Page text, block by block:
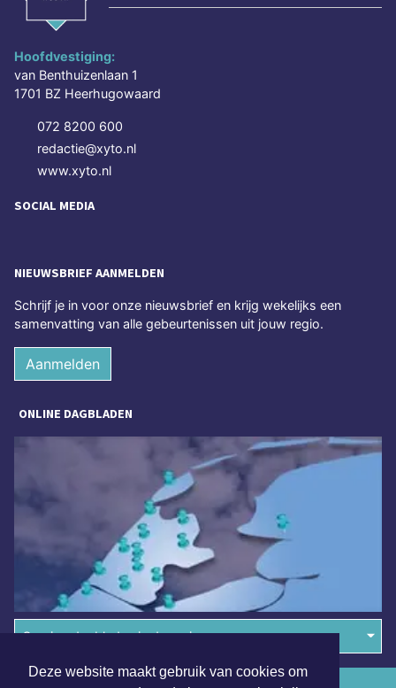
Deze website maakt gebruik van cookies om
Hoofdvestiging:
van Benthuizenlaan 1
1701 BZ Heerhugowaard
072 8200 600
redactie@xyto.nl
www.xyto.nl
SOCIAL MEDIA
NIEUWSBRIEF AANMELDEN
Schrijf je in voor onze nieuwsbrief en krijg wekelijks een
samenvatting van alle gebeurtenissen uit jouw regio.
Aanmelden
ONLINE DAGBLADEN
Overige dagbladen in de regio